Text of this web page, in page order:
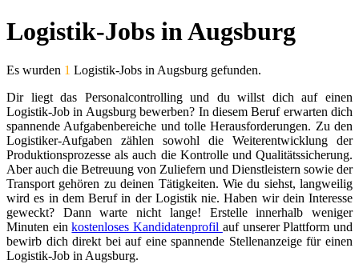
Logistik-Jobs in Augsburg
Es wurden 1 Logistik-Jobs in Augsburg gefunden.
Dir liegt das Personalcontrolling und du willst dich auf einen
Logistik-Job in Augsburg bewerben? In diesem Beruf erwarten dich
spannende Aufgabenbereiche und tolle Herausforderungen. Zu den
Logistiker-Aufgaben zählen sowohl die Weiterentwicklung der
Produktionsprozesse als auch die Kontrolle und Qualitätssicherung.
Aber auch die Betreuung von Zuliefern und Dienstleistern sowie der
Transport gehören zu deinen Tätigkeiten. Wie du siehst, langweilig
wird es in dem Beruf in der Logistik nie. Haben wir dein Interesse
geweckt? Dann warte nicht lange! Erstelle innerhalb weniger
Minuten einkostenloses Kandidatenprofil auf unserer Plattform und
bewirb dich direkt bei auf eine spannende Stellenanzeige für einen
Logistik-Job in Augsburg.